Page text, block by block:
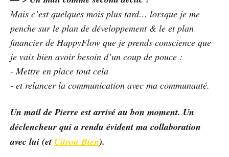
Mais c’est quelques mois plus tard… lorsque je me
penche sur le plan de développement & le et plan
financier de HappyFlow que je prends conscience que
je vais bien avoir besoin d’un coup de pouce :
-Mettre en place tout cela
- et relancer la communication avec ma communauté.
Un mail de Pierre est arrivé au bon moment. Un
déclencheur qui a rendu évident ma collaboration
avec lui (et CitronBien).